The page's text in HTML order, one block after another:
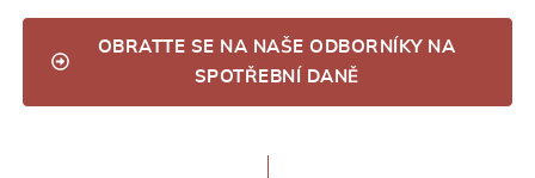
OBRATTE SE NA NAŠE ODBORNÍKY NA
SPOTŘEBNÍ DANĚ